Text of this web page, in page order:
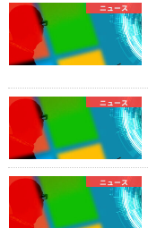
ニュース
ニュース
ニュース